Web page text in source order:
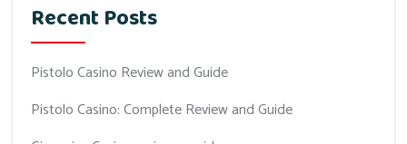
Recent Posts
Pistolo Casino Review and Guide
Pistolo Casino: Complete Review and Guide